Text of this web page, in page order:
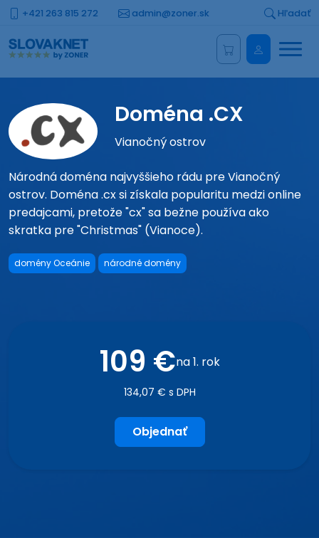
+421 263 815 272 admin@zoner.sk Hľadať
Menu
Doména .CX
Vianočný ostrov
Národná doména najvyššieho rádu pre Vianočný
ostrov. Doména .cx si získala popularitu medzi online
predajcami, pretože "cx" sa bežne používa ako
skratka pre "Christmas" (Vianoce).
domény Oceánie národné domény
109 €na 1. rok
134,07 € s DPH
Objednať